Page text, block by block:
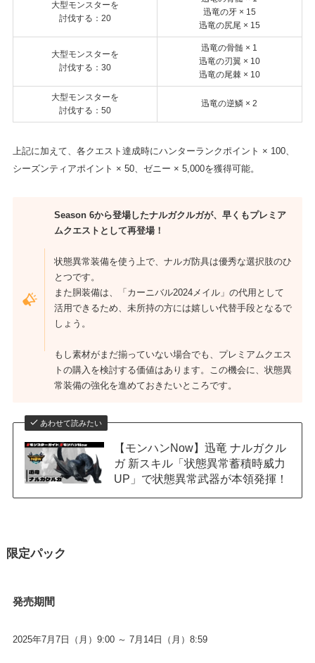
大型モンスターを
討伐する：20
迅竜の牙 × 15
迅竜の尻尾 × 15
大型モンスターを
討伐する：30
迅竜の骨髄 × 1
迅竜の刃翼 × 10
迅竜の尾棘 × 10
大型モンスターを
討伐する：50
迅竜の逆鱗 × 2
上記に加えて、各クエスト達成時にハンターランクポイント × 100、
シーズンティアポイント × 50、ゼニー × 5,000を獲得可能。
Season 6から登場したナルガクルガが、早くもプレミア
ムクエストとして再登場！
状態異常装備を使う上で、ナルガ防具は優秀な選択肢のひ
とつです。
また胴装備は、「カーニバル2024メイル」の代用として
活用できるため、未所持の方には嬉しい代替手段となるで
しょう。
もし素材がまだ揃っていない場合でも、プレミアムクエス
トの購入を検討する価値はあります。この機会に、状態異
常装備の強化を進めておきたいところです。
あわせて読みたい
【モンハンNow】迅竜 ナルガクル
ガ 新スキル「状態異常蓄積時威力
UP」で状態異常武器が本領発揮！
限定パック
発売期間
2025年7月7日（月）9:00 ～ 7月14日（月）8:59